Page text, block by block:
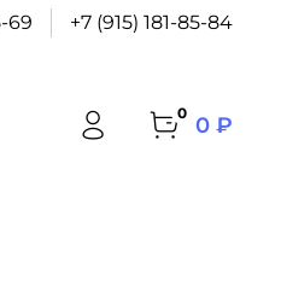
69 +7 (915) 181-85-84
0 0 ₽